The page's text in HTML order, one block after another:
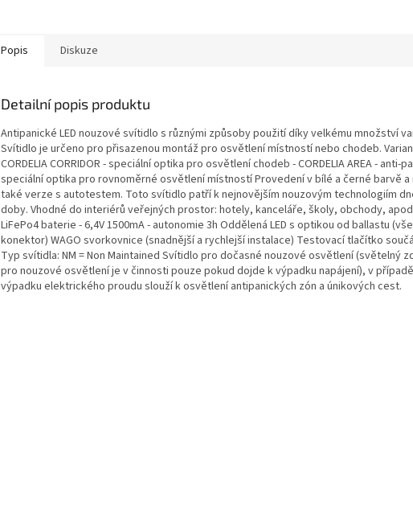
Popis Diskuze
Detailní popis produktu
Antipanické LED nouzové svítidlo s různými způsoby použití díky velkému množství
Svítidlo je určeno pro přisazenou montáž pro osvětlení místností nebo chodeb.
CORDELIA CORRIDOR - speciální optika pro osvětlení chodeb - CORDELIA AREA - anti-
speciální optika pro rovnoměrné osvětlení místností Provedení v bílé a černé barvě a
také verze s autotestem. Toto svítidlo patří k nejnovějším nouzovým technologiím
doby. Vhodné do interiérů veřejných prostor: hotely, kanceláře, školy, obchody,
LiFePo4 baterie - 6,4V 1500mA - autonomie 3h Oddělená LED s optikou od ballastu
konektor) WAGO svorkovnice (snadnější a rychlejší instalace) Testovací tlačítko
Typ svítidla: NM = Non Maintained Svítidlo pro dočasné nouzové osvětlení (světelný
pro nouzové osvětlení je v činnosti pouze pokud dojde k výpadku napájení), v případě
výpadku elektrického proudu slouží k osvětlení antipanických zón a únikových cest.